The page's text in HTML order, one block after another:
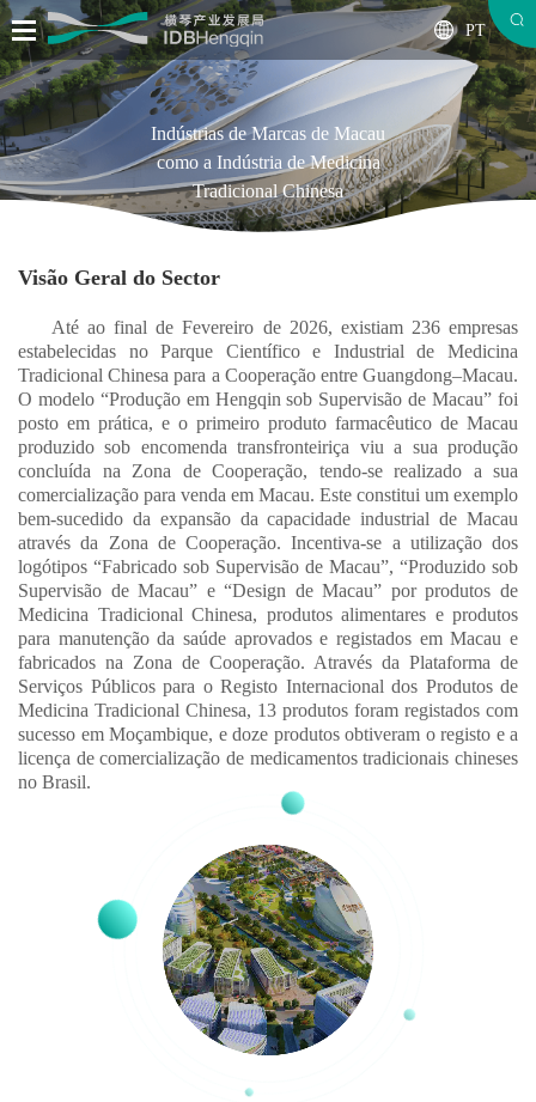
PT
Indústrias de Marcas de Macau
como a Indústria de Medicina
Tradicional Chinesa
Visão Geral do Sector
Até ao final de Fevereiro de 2026, existiam 236 empresas
estabelecidas no Parque Científico e Industrial de Medicina
Tradicional Chinesa para a Cooperação entre Guangdong–Macau.
O modelo “Produção em Hengqin sob Supervisão de Macau” foi
posto em prática, e o primeiro produto farmacêutico de Macau
produzido sob encomenda transfronteiriça viu a sua produção
concluída na Zona de Cooperação, tendo-se realizado a sua
comercialização para venda em Macau. Este constitui um exemplo
bem-sucedido da expansão da capacidade industrial de Macau
através da Zona de Cooperação. Incentiva-se a utilização dos
logótipos “Fabricado sob Supervisão de Macau”, “Produzido sob
Supervisão de Macau” e “Design de Macau” por produtos de
Medicina Tradicional Chinesa, produtos alimentares e produtos
para manutenção da saúde aprovados e registados em Macau e
fabricados na Zona de Cooperação. Através da Plataforma de
Serviços Públicos para o Registo Internacional dos Produtos de
Medicina Tradicional Chinesa, 13 produtos foram registados com
sucesso em Moçambique, e doze produtos obtiveram o registo e a
licença de comercialização de medicamentos tradicionais chineses
no Brasil.